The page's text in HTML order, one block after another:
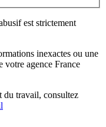
est strictement
inexactes ou une
votre agence France
du travail, consultez